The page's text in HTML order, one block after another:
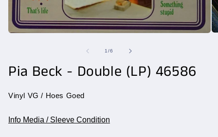
öffnen
1/von
6
Pia Beck - Double (LP) 46586
Vinyl VG / Hoes Goed
Info Media / Sleeve Condition